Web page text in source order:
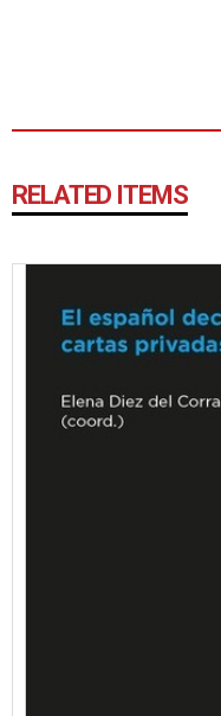
RELATED ITEMS